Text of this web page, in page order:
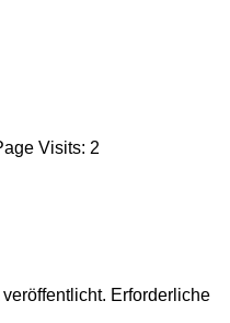
Visits: 2
Erforderliche